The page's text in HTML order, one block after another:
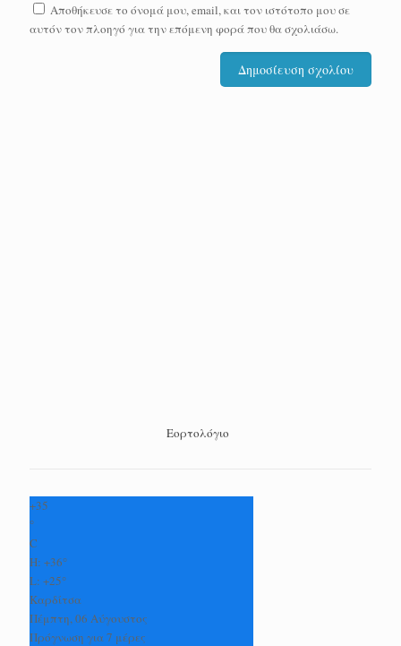
Αποθήκευσε το όνομά μου, email, και τον ιστότοπο μου σε
αυτόν τον πλοηγό για την επόμενη φορά που θα σχολιάσω.
Εορτολόγιο
+35
°
C
H: +36°
L: +25°
Καρδίτσα
Πέμπτη, 06 Αύγουστος
Πρόγνωση για 7 μέρες